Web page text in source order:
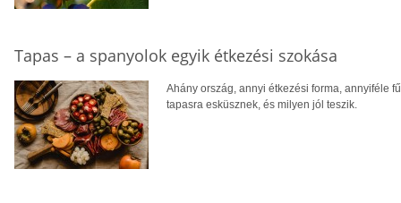
Tapas – a spanyolok egyik étkezési szokása
Ahány ország, annyi étkezési forma, annyiféle
tapasra esküsznek, és milyen jól teszik.